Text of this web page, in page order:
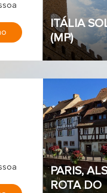
ITÁLIA
(MP)
PARIS,
ROTA DO